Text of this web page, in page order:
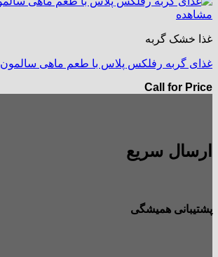
مشاهده
غذا خشک گربه
غذای گربه رفلکس پلاس با طعم ماهی سالمون 1.5 کیلوگرم
Call for Price
ارسال سریع
پشتیبانی همیشگی